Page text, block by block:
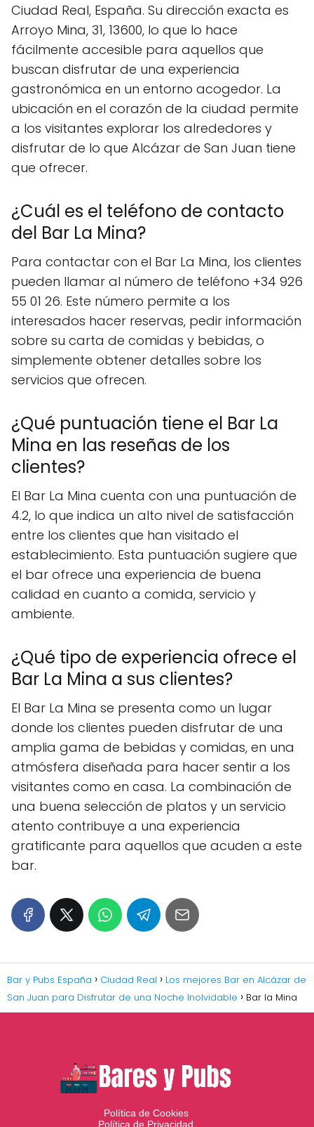
Ciudad Real, España. Su dirección exacta es
Arroyo Mina, 31, 13600, lo que lo hace
fácilmente accesible para aquellos que
buscan disfrutar de una experiencia
gastronómica en un entorno acogedor. La
ubicación en el corazón de la ciudad permite
a los visitantes explorar los alrededores y
disfrutar de lo que Alcázar de San Juan tiene
que ofrecer.
¿Cuál es el teléfono de contacto
del Bar La Mina?
Para contactar con el Bar La Mina, los clientes
pueden llamar al número de teléfono +34 926
55 01 26. Este número permite a los
interesados hacer reservas, pedir información
sobre su carta de comidas y bebidas, o
simplemente obtener detalles sobre los
servicios que ofrecen.
¿Qué puntuación tiene el Bar La
Mina en las reseñas de los
clientes?
El Bar La Mina cuenta con una puntuación de
4.2, lo que indica un alto nivel de satisfacción
entre los clientes que han visitado el
establecimiento. Esta puntuación sugiere que
el bar ofrece una experiencia de buena
calidad en cuanto a comida, servicio y
ambiente.
¿Qué tipo de experiencia ofrece el
Bar La Mina a sus clientes?
El Bar La Mina se presenta como un lugar
donde los clientes pueden disfrutar de una
amplia gama de bebidas y comidas, en una
atmósfera diseñada para hacer sentir a los
visitantes como en casa. La combinación de
una buena selección de platos y un servicio
atento contribuye a una experiencia
gratificante para aquellos que acuden a este
bar.
Bar y Pubs España Ciudad Real
Los mejores Bar en Alcázar de
San Juan para Disfrutar de una Noche Inolvidable
Bar la Mina
Política de Cookies
Política de Privacidad